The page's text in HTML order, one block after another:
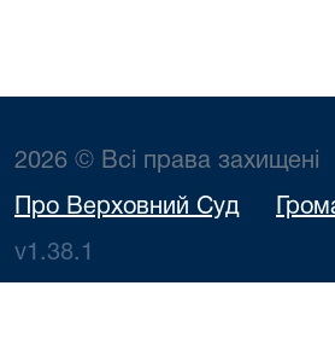
2026 © Всі права захищені
Про Верховний Суд
v1.38.1